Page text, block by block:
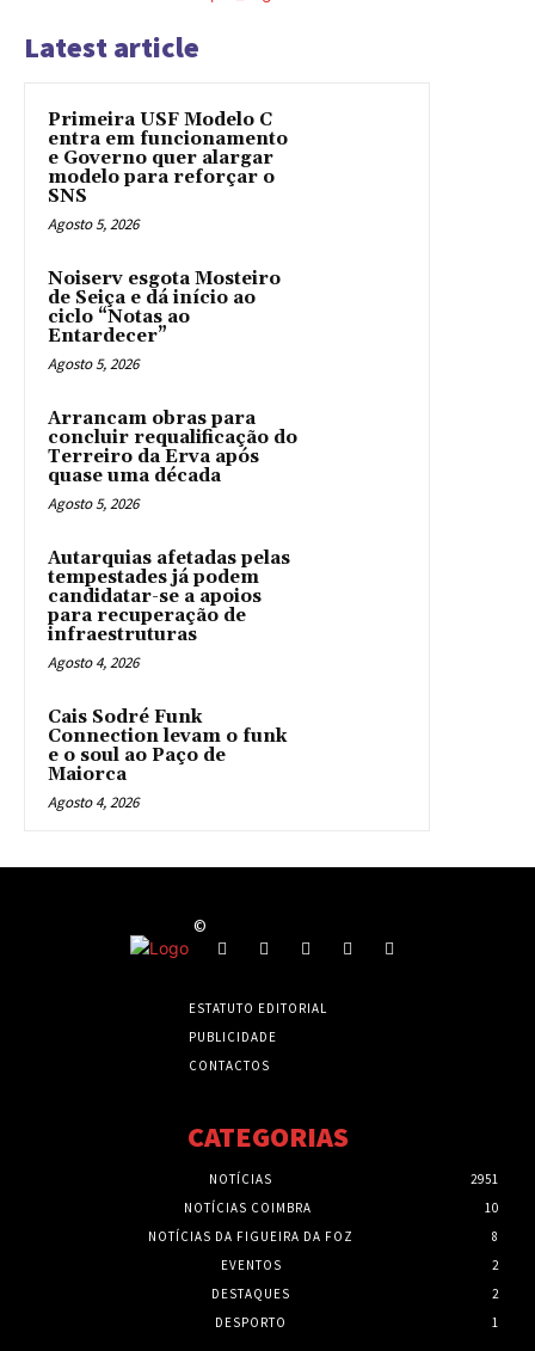
Latest article
Primeira USF Modelo C
entra em funcionamento
e Governo quer alargar
modelo para reforçar o
SNS
Agosto 5, 2026
Noiserv esgota Mosteiro
de Seiça e dá início ao
ciclo “Notas ao
Entardecer”
Agosto 5, 2026
Arrancam obras para
concluir requalificação do
Terreiro da Erva após
quase uma década
Agosto 5, 2026
Autarquias afetadas pelas
tempestades já podem
candidatar-se a apoios
para recuperação de
infraestruturas
Agosto 4, 2026
Cais Sodré Funk
Connection levam o funk
e o soul ao Paço de
Maiorca
Agosto 4, 2026
©
ESTATUTO EDITORIAL
PUBLICIDADE
CONTACTOS
CATEGORIAS
NOTÍCIAS
2951
NOTÍCIAS COIMBRA
10
NOTÍCIAS DA FIGUEIRA DA FOZ
8
EVENTOS
2
DESTAQUES
2
DESPORTO
1